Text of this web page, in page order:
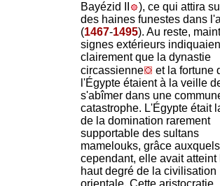
Bayézid II
), ce qui attira
des haines funestes dans
(1467-1495). Au reste,
signes extérieurs
clairement que la dynastie
circassienne
et la fortune
l'Égypte étaient à la veille
s'abîmer dans une
catastrophe. L'Égypte était
de la domination rarement
supportable des sultans
mamelouks, grâce
cependant, elle avait atteint
haut degré de la civilisation
orientale. Cette aristocratie